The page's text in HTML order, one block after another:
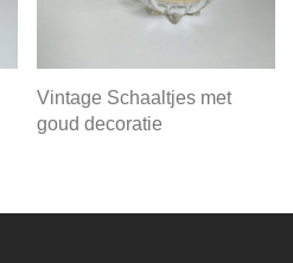
Vintage Schaaltjes met
goud decoratie